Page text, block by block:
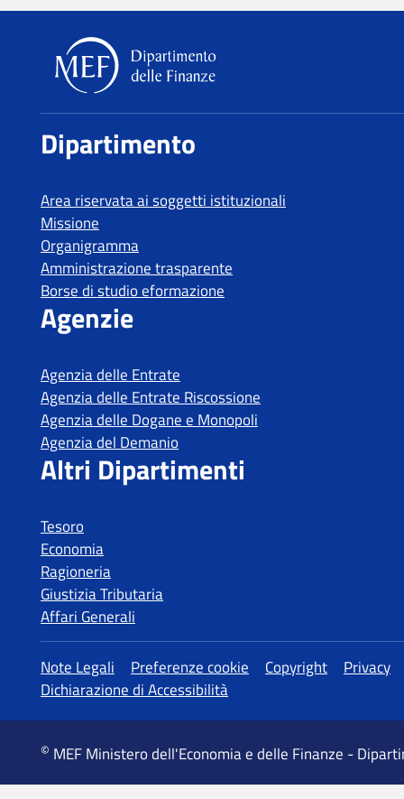
Dipartimento delle Finanze
Dipartimento
Area riservata ai soggetti istituzionali
Missione
Organigramma
Amministrazione trasparente
Borse di studio eformazione
Agenzie
Agenzia delle Entrate
Agenzia delle Entrate Riscossione
Agenzia delle Dogane e Monopoli
Agenzia del Demanio
Altri Dipartimenti
Tesoro
Economia
Ragioneria
Giustizia Tributaria
Affari Generali
Altre informazioni
Note Legali Preferenze cookie Copyright
Privacy
Dichiarazione di Accessibilità
© MEF Ministero dell'Economia e delle Finanze -